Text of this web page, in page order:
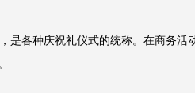
是各种庆祝礼仪式的统称。在商务